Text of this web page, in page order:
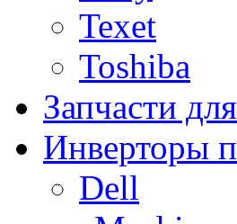
Texet
Toshiba
Запчасти
Инверторы
Dell